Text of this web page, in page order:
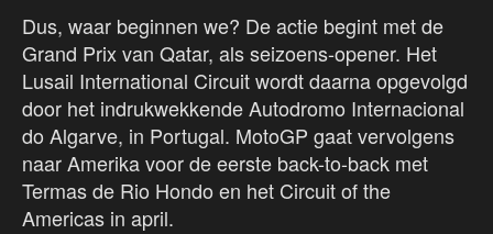
Dus, waar beginnen we? De actie begint met de
Grand Prix van Qatar, als seizoens-opener. Het
Lusail International Circuit wordt daarna opgevolgd
door het indrukwekkende Autodromo Internacional
do Algarve, in Portugal. MotoGP gaat vervolgens
naar Amerika voor de eerste back-to-back met
Termas de Rio Hondo en het Circuit of the
Americas in april.